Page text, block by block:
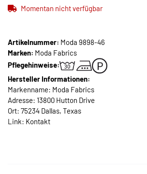
Momentan nicht verfügbar
Artikelnummer: Moda 9898-46
Marken: Moda Fabrics
Pflegehinweise:
Hersteller Informationen:
Markenname: Moda Fabrics
Adresse: 13800 Hutton Drive
Ort: 75234 Dallas, Texas
Link: Kontakt